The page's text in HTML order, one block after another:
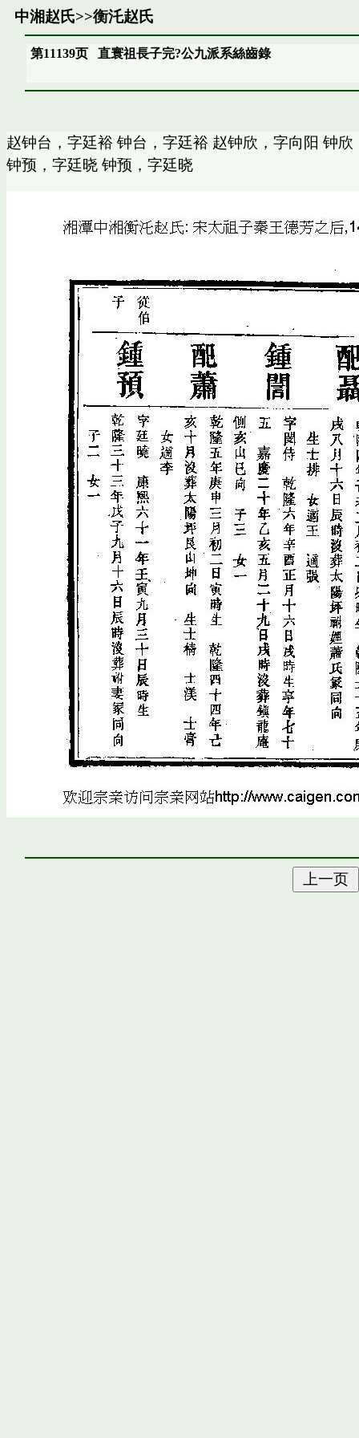
中湘赵氏>>衡汑赵氏
第11139页直寰祖長子完?公九派系絲齒錄
赵钟台，字廷裕 钟台，字廷裕 赵钟欣，字向阳 钟
钟预，字廷晓 钟预，字廷晓